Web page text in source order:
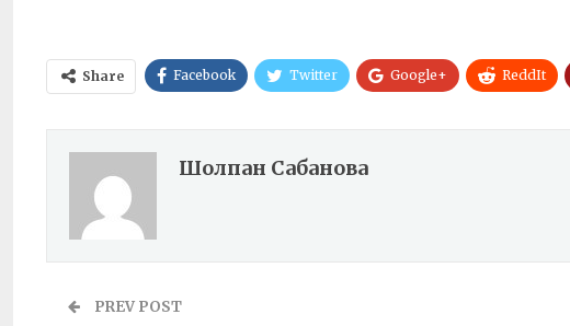
Share Facebook Twitter Google+ ReddIt
Шолпан Сабанова
PREV POST